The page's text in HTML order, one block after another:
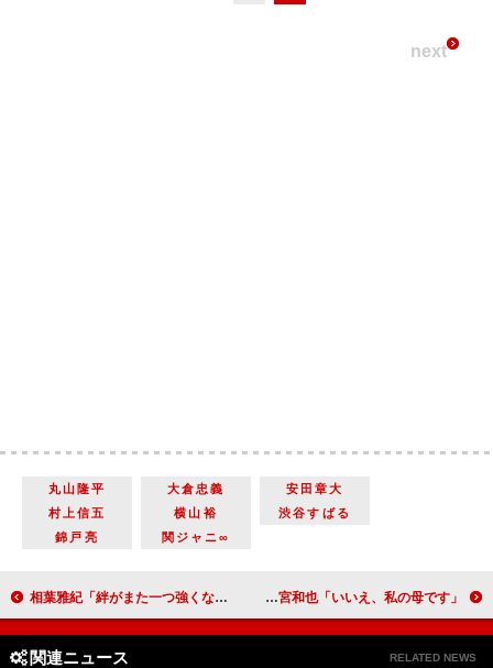
next
丸山隆平 大倉忠義
安田章大
村上信五
横山裕
渋谷すばる
錦戸亮
関ジャニ∞
相葉雅紀「絆がまた一つ強くなった気がする」 「相葉マナブ」ＳＰで人気企画「荒川下り」が完結 五郎丸選手「吉永さんは日本の母」 二宮和也「いいえ、私の母です」
関連ニュース RELATED NEWS